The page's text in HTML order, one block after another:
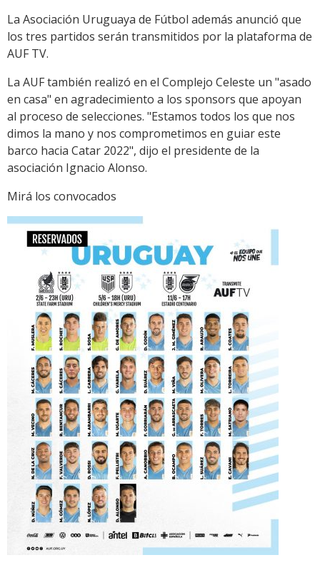
La Asociación Uruguaya de Fútbol además anunció que
los tres partidos serán transmitidos por la plataforma de
AUF TV.
La AUF también realizó en el Complejo Celeste un "asado
en casa" en agradecimiento a los sponsors que apoyan
al proceso de selecciones. "Estamos todos los que nos
dimos la mano y nos comprometimos en guiar este
barco hacia Catar 2022", dijo el presidente de la
asociación Ignacio Alonso.
Mirá los convocados